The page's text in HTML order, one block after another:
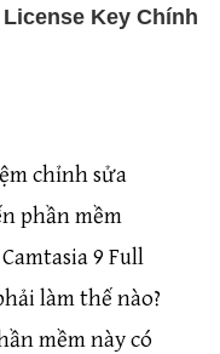
Key Chính
chỉnh sửa
phần mềm
9 Full
làm thế nào?
mềm này có